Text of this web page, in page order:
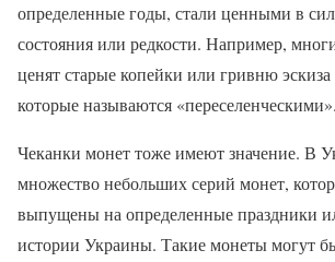
определенные годы, стали ценными в
состояния или редкости. Например,
ценят старые копейки или гривню эскиза
которые называются «переселенческими».
Чеканки монет тоже имеют значение. В
множество небольших серий монет,
выпущены на определенные праздники
истории Украины. Такие монеты могут